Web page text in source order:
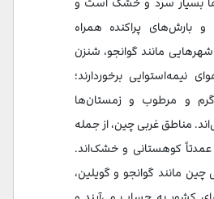
و بارش‌های پراکنده همراه
مانند گوانجو، شنزن
نیمه‌استوایی برخوردارند؛
گرم و مرطوب و زمستان‌ها
مناطق غربی چین، از جمله
کوهستانی و خشک‌اند.
مانند گوانجو و گویلین،